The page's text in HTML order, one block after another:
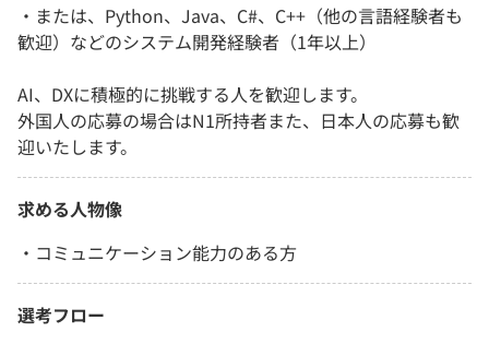
・または、Python、Java、C#、C++（他の言語経験者も
歓迎）などのシステム開発経験者（1年以上）
AI、DXに積極的に挑戦する人を歓迎します。
外国人の応募の場合はN1所持者また、日本人の応募も歓
迎いたします。
求める人物像
・コミュニケーション能力のある方
選考フロー